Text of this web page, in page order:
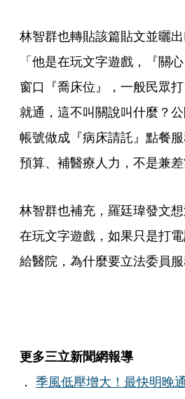
林智群也轉貼該篇貼文並曬
「他是在玩文字遊戲，『關
窗口『喬床位』，一般民眾
就通，這不叫關說叫什麼？
帳號做成『病床請託』點餐
預算、補醫療人力，不是兼差
林智群也補充，羅廷瑋發文
在玩文字遊戲，如果只是打
給醫院，為什麼要立法委員
更多三立新聞網報導
． 季風低壓增大！最快明晚